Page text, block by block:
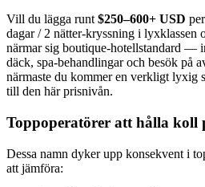
Vill du lägga runt$250–600+ USD
dagar / 2 nätter-kryssning i lyxklassen
närmar sig boutique-hotellstandard —
däck, spa-behandlingar och besök på
närmaste du kommer en verkligt lyxig
till den här prisnivån.
Toppoperatörer att hålla koll
Dessa namn dyker upp konsekvent i
att jämföra: